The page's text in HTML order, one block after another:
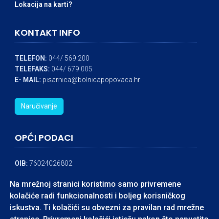
Lokacija na karti?
KONTAKT INFO
TELEFON: 044/ 569 200
TELEFAKS: 044/ 679 005
E- MAIL: pisarnica@bolnicapopovaca.hr
Naručivanje
OPĆI PODACI
OIB: 76024026802
IBAN:HR8324840081104545324
BANKA: RAIFFEISEN BANK
Na mrežnoj stranici koristimo samo privremene
kolačiće radi funkcionalnosti i boljeg korisničkog
iskustva. Ti kolačići su obvezni za pravilan rad mrežne